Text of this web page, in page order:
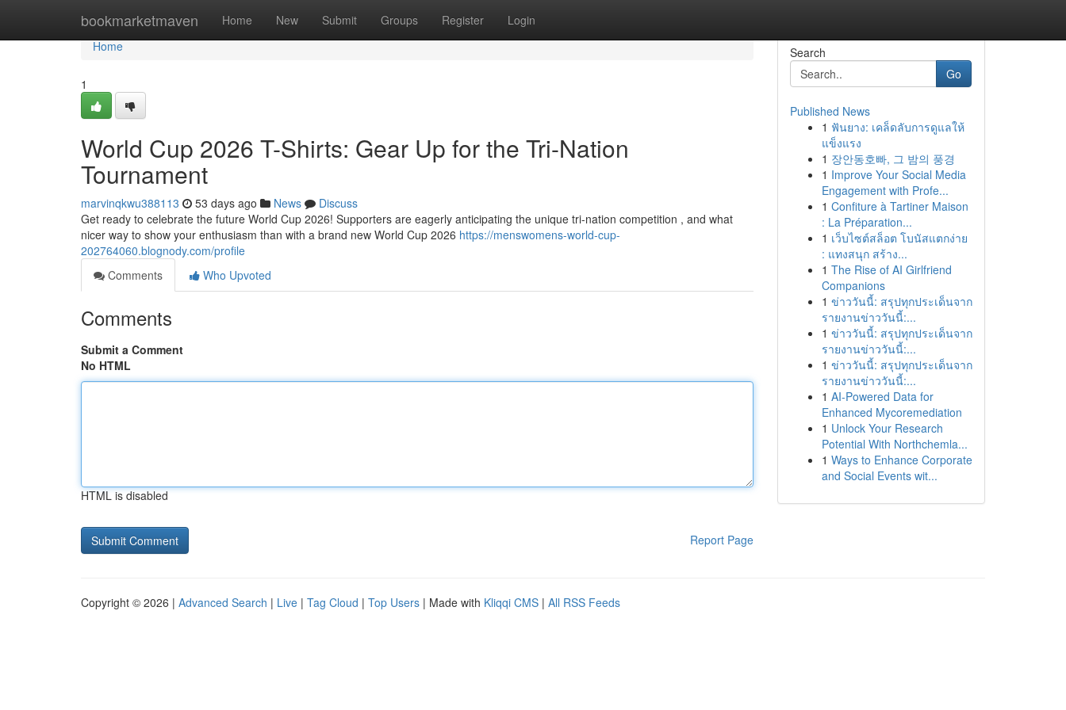
bookmarketmaven Home New Submit Groups Register Login
Home
Home
1
World Cup 2026 T-Shirts: Gear Up for the Tri-Nation
Tournament
marvinqkwu388113 53 days ago News
Discuss
Get ready to celebrate the future World Cup 2026! Supporters are eagerly anticipating the unique tri-nation competition , and what
nicer way to show your enthusiasm than with a brand new World Cup 2026 https://menswomens-world-cup-
202764060.blognody.com/profile
Comments
Who Upvoted
Comments
Submit a Comment
No HTML
HTML is disabled
Report Page
Search
Go
Published News
1 ฟันยาง: เคล็ดลับการดูแลให้
แข็งแรง
1 장안동호빠, 그 밤의 풍경
1 Improve Your Social Media
Engagement with Profe...
1 Confiture à Tartiner Maison
: La Préparation...
1 เว็บไซต์สล็อต โบนัสแตกง่าย
: แทงสนุก สร้าง...
1 The Rise of AI Girlfriend
Companions
1 ข่าววันนี้: สรุปทุกประเด็นจาก
รายงานข่าววันนี้:...
1 ข่าววันนี้: สรุปทุกประเด็นจาก
รายงานข่าววันนี้:...
1 ข่าววันนี้: สรุปทุกประเด็นจาก
รายงานข่าววันนี้:...
1 AI-Powered Data for
Enhanced Mycoremediation
1 Unlock Your Research
Potential With Northchemla...
1 Ways to Enhance Corporate
and Social Events wit...
Copyright © 2026 | Advanced Search | Live | Tag Cloud | Top Users | Made with Kliqqi CMS | All RSS Feeds